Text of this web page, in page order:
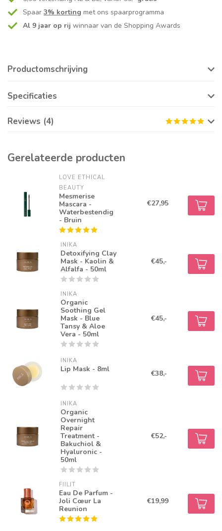
Spaar 3% korting met ons spaarprogramma
Al 9 jaar op rij winnaar van de Shopping Awards
Productomschrijving
Specificaties
Reviews (4)
Gerelateerde producten
LOVE ETHICAL
BEAUTY
Mesmerise
Mascara -
Waterbestendig
- Bruin
€27,95
INIKA
Detoxifying Clay
Mask - Kaolin &
Alfalfa - 50ml
€45,-
INIKA
Organic
Soothing Gel
Mask - Blue
Tansy & Aloe
Vera - 50ml
€45,-
INIKA
Lip Mask - 8ml €38,-
INIKA
Organic
Overnight
Repair
Treatment -
Bakuchiol &
Hyaluronic -
50ml
€52,-
FIILIT
Eau De Parfum -
Joli Cœur La
Reunion
€19,99